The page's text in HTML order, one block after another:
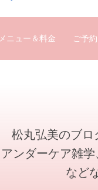
メニュー＆料金 ご予約
松丸弘美のブロ
アンダーケア雑
など